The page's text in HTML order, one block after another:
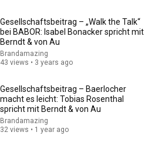
Building HUGE Wooden House
Gesellschaftsbeitrag – „Walk the Talk“
bei BABOR: Isabel Bonacker spricht mit
Berndt & von Au
Brandamazing
43 views • 3 years ago
Gesellschaftsbeitrag – Baerlocher
macht es leicht: Tobias Rosenthal
spricht mit Berndt & von Au
Brandamazing
32 views • 1 year ago